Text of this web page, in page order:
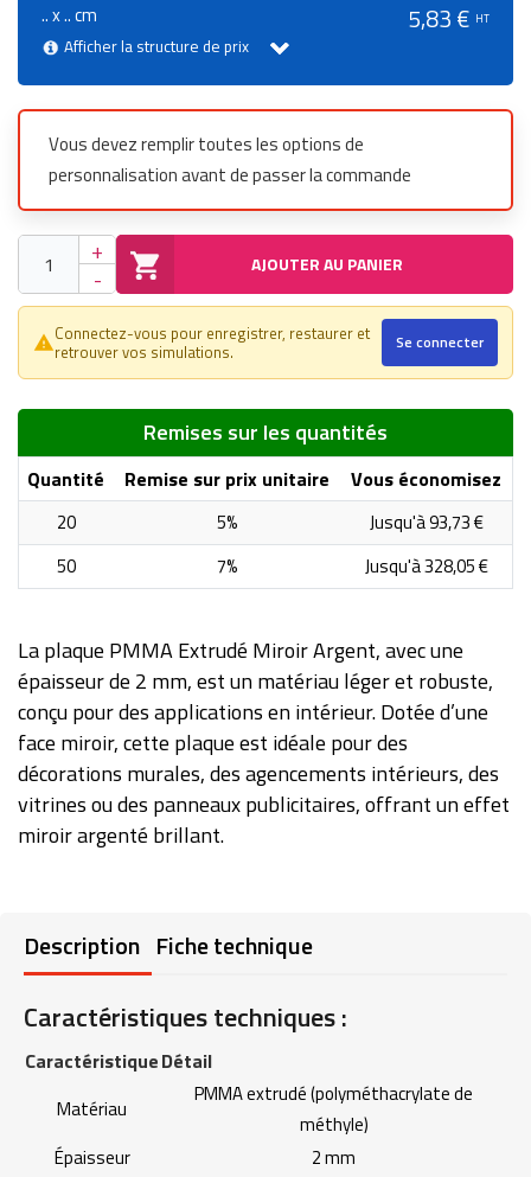
Remises sur les quantités
Quantité Remise sur prix unitaire Vous économisez
20 5%
Jusqu'à 93,73 €
50
7% Jusqu'à 328,05 €
.. x .. cm
Afficher la structure de prix
5,83 € HT
Vous devez remplir toutes les options de
personnalisation avant de passer la commande
+
-
AJOUTER AU PANIER
warning_amber
Connectez-vous pour enregistrer, restaurer et
retrouver vos simulations.
Se connecter
La plaque PMMA Extrudé Miroir Argent, avec une
épaisseur de 2 mm, est un matériau léger et robuste,
conçu pour des applications en intérieur. Dotée d’une
face miroir, cette plaque est idéale pour des
décorations murales, des agencements intérieurs, des
vitrines ou des panneaux publicitaires, offrant un effet
miroir argenté brillant.
Description Fiche technique
Caractéristiques techniques :
CaractéristiqueDétail
Matériau
PMMA extrudé (polyméthacrylate de
méthyle)
Épaisseur
2 mm